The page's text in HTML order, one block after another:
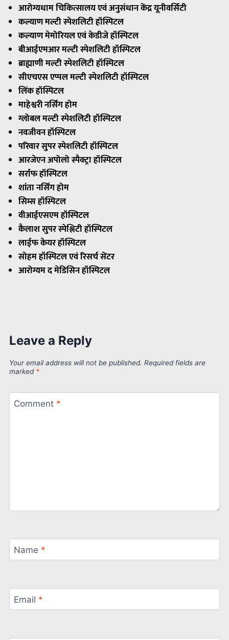
आरोग्यधाम चिकित्सालय एवं अनुसंधान केंद्र यूनीवर्सिटी
कल्याण मल्टी स्पेशलिटी हॉस्पिटल
कल्याण मेमोरियल एवं केडीजे हॉस्पिटल
बीआईएमआर मल्टी स्पेशलिटी हॉस्पिटल
ब्राह्माणी मल्टी स्पेशलिटी हॉस्पिटल
सीएचएस एप्पल मल्टी स्पेशलिटी हॉस्पिटल
लिंक हॉस्पिटल
माहेश्वरी नर्सिंग होम
ग्लोबल मल्टी स्पेशलिटी हॉस्पिटल
नवजीवन हॉस्पिटल
परिवार सुपर स्पेशलिटी हॉस्पिटल
आरजेएन अपोलो स्पैक्ट्रा हॉस्पिटल
सर्राफ हॉस्पिटल
शांता नर्सिंग होम
सिम्स हॉस्पिटल
वीआईएसएम हॉस्पिटल
कैलाश सुपर स्पेश्लिटी हॉस्पिटल
लाईफ केयर हॉस्पिटल
सोहम हॉस्पिटल एवं रिसर्च सेंटर
आरोग्यम द मेडिसिन हॉस्पिटल
Leave a Reply
Your email address will not be published. Required fields are
marked *
Comment *
Name *
Email *